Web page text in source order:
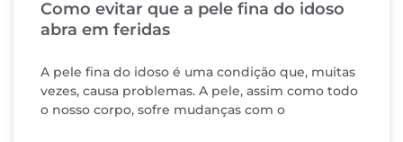
Como evitar que a pele fina do idoso
abra em feridas
A pele fina do idoso é uma condição que, muitas
vezes, causa problemas. A pele, assim como todo
o nosso corpo, sofre mudanças com o